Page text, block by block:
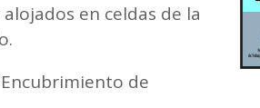
en celdas de la
de